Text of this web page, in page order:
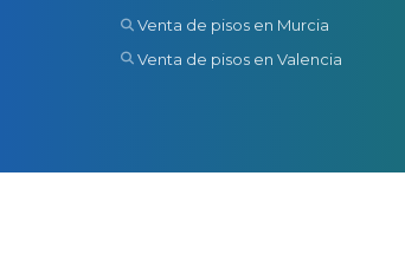
Venta de pisos en Murcia
Venta de pisos en Valencia